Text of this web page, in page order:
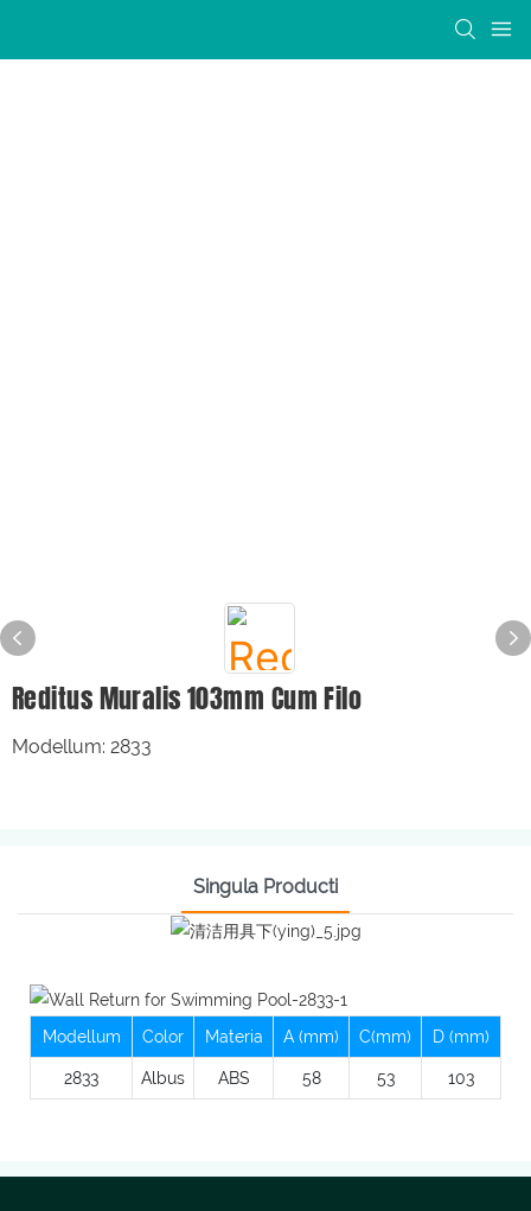
Reditus Muralis 103mm Cum Filo
Modellum: 2833
Singula Producti
Modellum Color Materia A (mm) C(mm) D (mm)
2833 Albus ABS 58 53 103